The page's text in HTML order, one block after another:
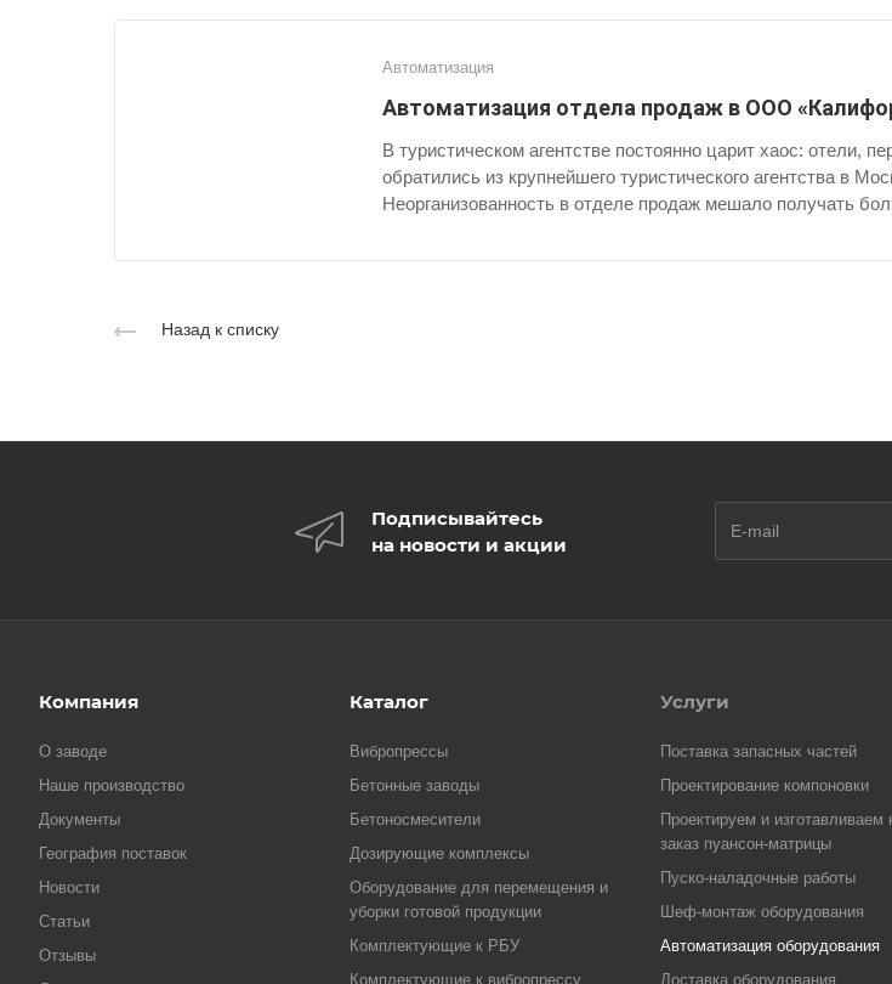
Автоматизация
Автоматизация отдела продаж в ООО
В туристическом агентстве постоянно царит хаос: отели,
обратились из крупнейшего туристического агентства в
Неорганизованность в отделе продаж мешало получать
Назад к списку
Подписывайтесь
на новости и акции
Компания
О заводе
Наше производство
Документы
География поставок
Новости
Статьи
Отзывы
Каталог
Вибропрессы
Бетонные заводы
Бетоносмесители
Дозирующие комплексы
Оборудование для перемещения и
уборки готовой продукции
Комплектующие к РБУ
Комплектующие к вибропрессу
Услуги
Поставка запасных частей
Проектирование компоновки
Проектируем и изготавливаем
заказ пуансон-матрицы
Пуско-наладочные работы
Шеф-монтаж оборудования
Автоматизация оборудования
Доставка оборудования